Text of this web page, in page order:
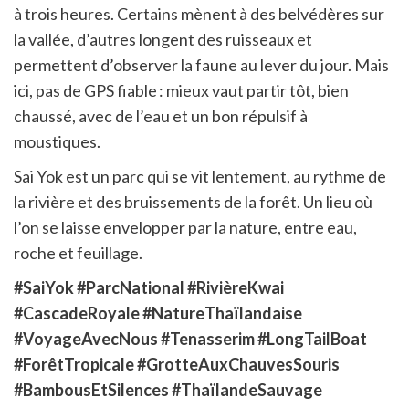
à trois heures. Certains mènent à des belvédères sur
la vallée, d’autres longent des ruisseaux et
permettent d’observer la faune au lever du jour. Mais
ici, pas de GPS fiable : mieux vaut partir tôt, bien
chaussé, avec de l’eau et un bon répulsif à
moustiques.
Sai Yok est un parc qui se vit lentement, au rythme de
la rivière et des bruissements de la forêt. Un lieu où
l’on se laisse envelopper par la nature, entre eau,
roche et feuillage.
#SaiYok #ParcNational #RivièreKwai
#CascadeRoyale #NatureThaïlandaise
#VoyageAvecNous #Tenasserim #LongTailBoat
#ForêtTropicale #GrotteAuxChauvesSouris
#BambousEtSilences #ThaïlandeSauvage